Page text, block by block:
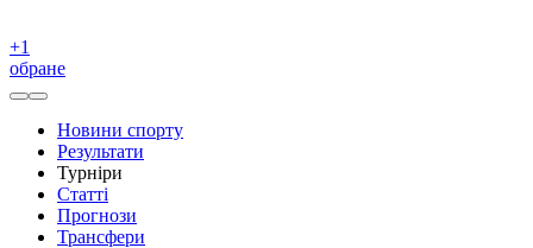
+1
обране
Новини спорту
Результати
Турніри
Статті
Прогнози
Трансфери